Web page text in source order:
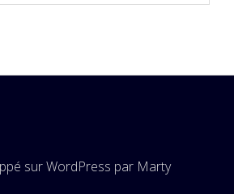
sur WordPress par Marty